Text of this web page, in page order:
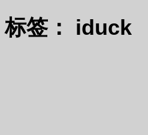
标签： iduck